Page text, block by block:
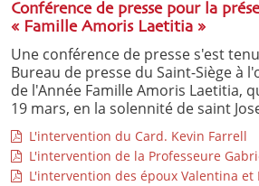
Conférence de presse pour la
« Famille Amoris Laetitia »
Une conférence de presse s'est
Bureau de presse du Saint-Siège à
de l'Année Famille Amoris Laetitia,
19 mars, en la solennité de saint
L'intervention du Card. Kevin Farrell
L'intervention de la Professeure
L'intervention des époux Valentina et